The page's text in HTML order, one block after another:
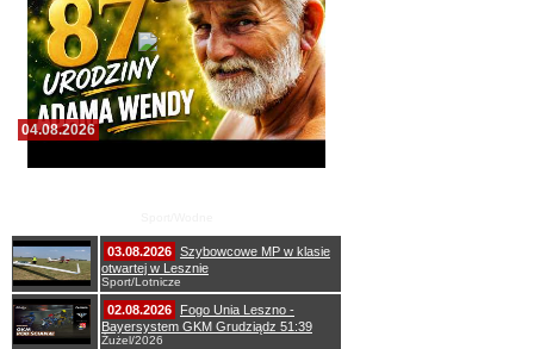
04.08.2026
03.08.2026 Szybowcowe MP w klasie
otwartej w Lesznie
Sport/Lotnicze
02.08.2026
Fogo Unia Leszno -
Bayersystem GKM Grudziądz 51:39
Żużel/2026